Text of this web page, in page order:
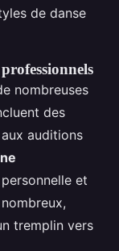
de danse
nombreuses
des
auditions
et
tremplin vers